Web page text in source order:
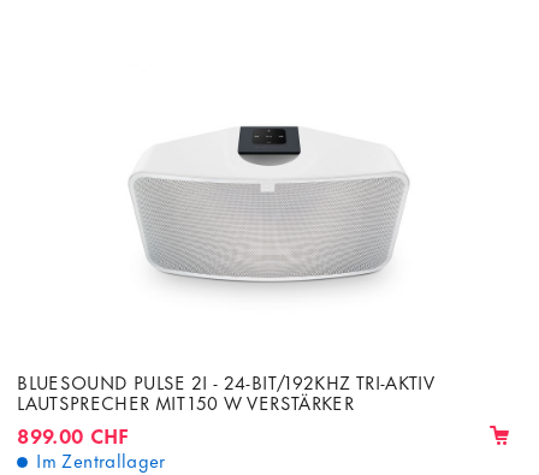
BLUESOUND PULSE 2I - 24-BIT/192KHZ TRI-AKTIV
LAUTSPRECHER MIT 150 W VERSTÄRKER
899.00 CHF
Im Zentrallager